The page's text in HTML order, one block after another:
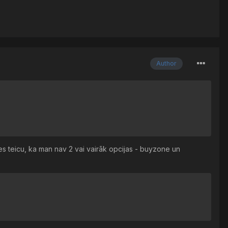
Author
teicu, ka man nav 2 vai vairāk opcijas - buyzone un